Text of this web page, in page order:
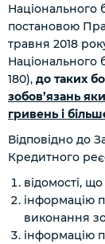
Національного
постановою
травня 2018
Національного
180), до таких
зобов’язань
гривень і
Відповідно до
Кредитного
відомості,
інформацію
виконання
інформацію